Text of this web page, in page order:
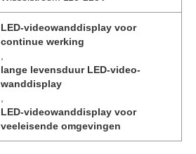
LED-videowanddisplay voor
continue werking
lange levensduur LED-video-
wanddisplay
LED-videowanddisplay voor
veeleisende omgevingen